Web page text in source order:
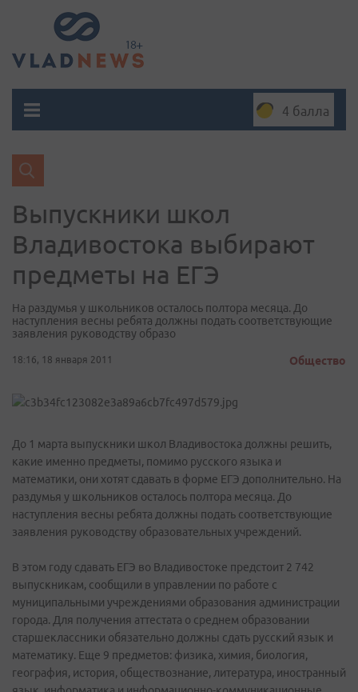
4 балла
Выпускники школ
Владивостока выбирают
предметы на ЕГЭ
На раздумья у школьников осталось полтора месяца. До
наступления весны ребята должны подать соответствующие
заявления руководству образо
18:16, 18 января 2011 Общество
До 1 марта выпускники школ Владивостока должны решить,
какие именно предметы, помимо русского языка и
математики, они хотят сдавать в форме ЕГЭ дополнительно. На
раздумья у школьников осталось полтора месяца. До
наступления весны ребята должны подать соответствующие
заявления руководству образовательных учреждений.
В этом году сдавать ЕГЭ во Владивостоке предстоит 2 742
выпускникам, сообщили в управлении по работе с
муниципальными учреждениями образования администрации
города. Для получения аттестата о среднем образовании
старшеклассники обязательно должны сдать русский язык и
математику. Еще 9 предметов: физика, химия, биология,
география, история, обществознание, литература, иностранный